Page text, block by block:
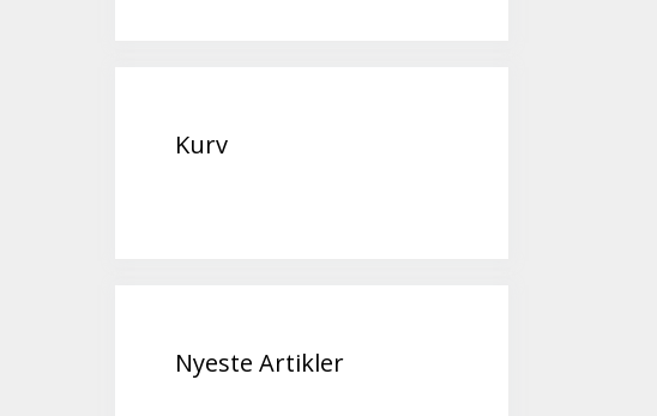
Kurv
Nyeste Artikler